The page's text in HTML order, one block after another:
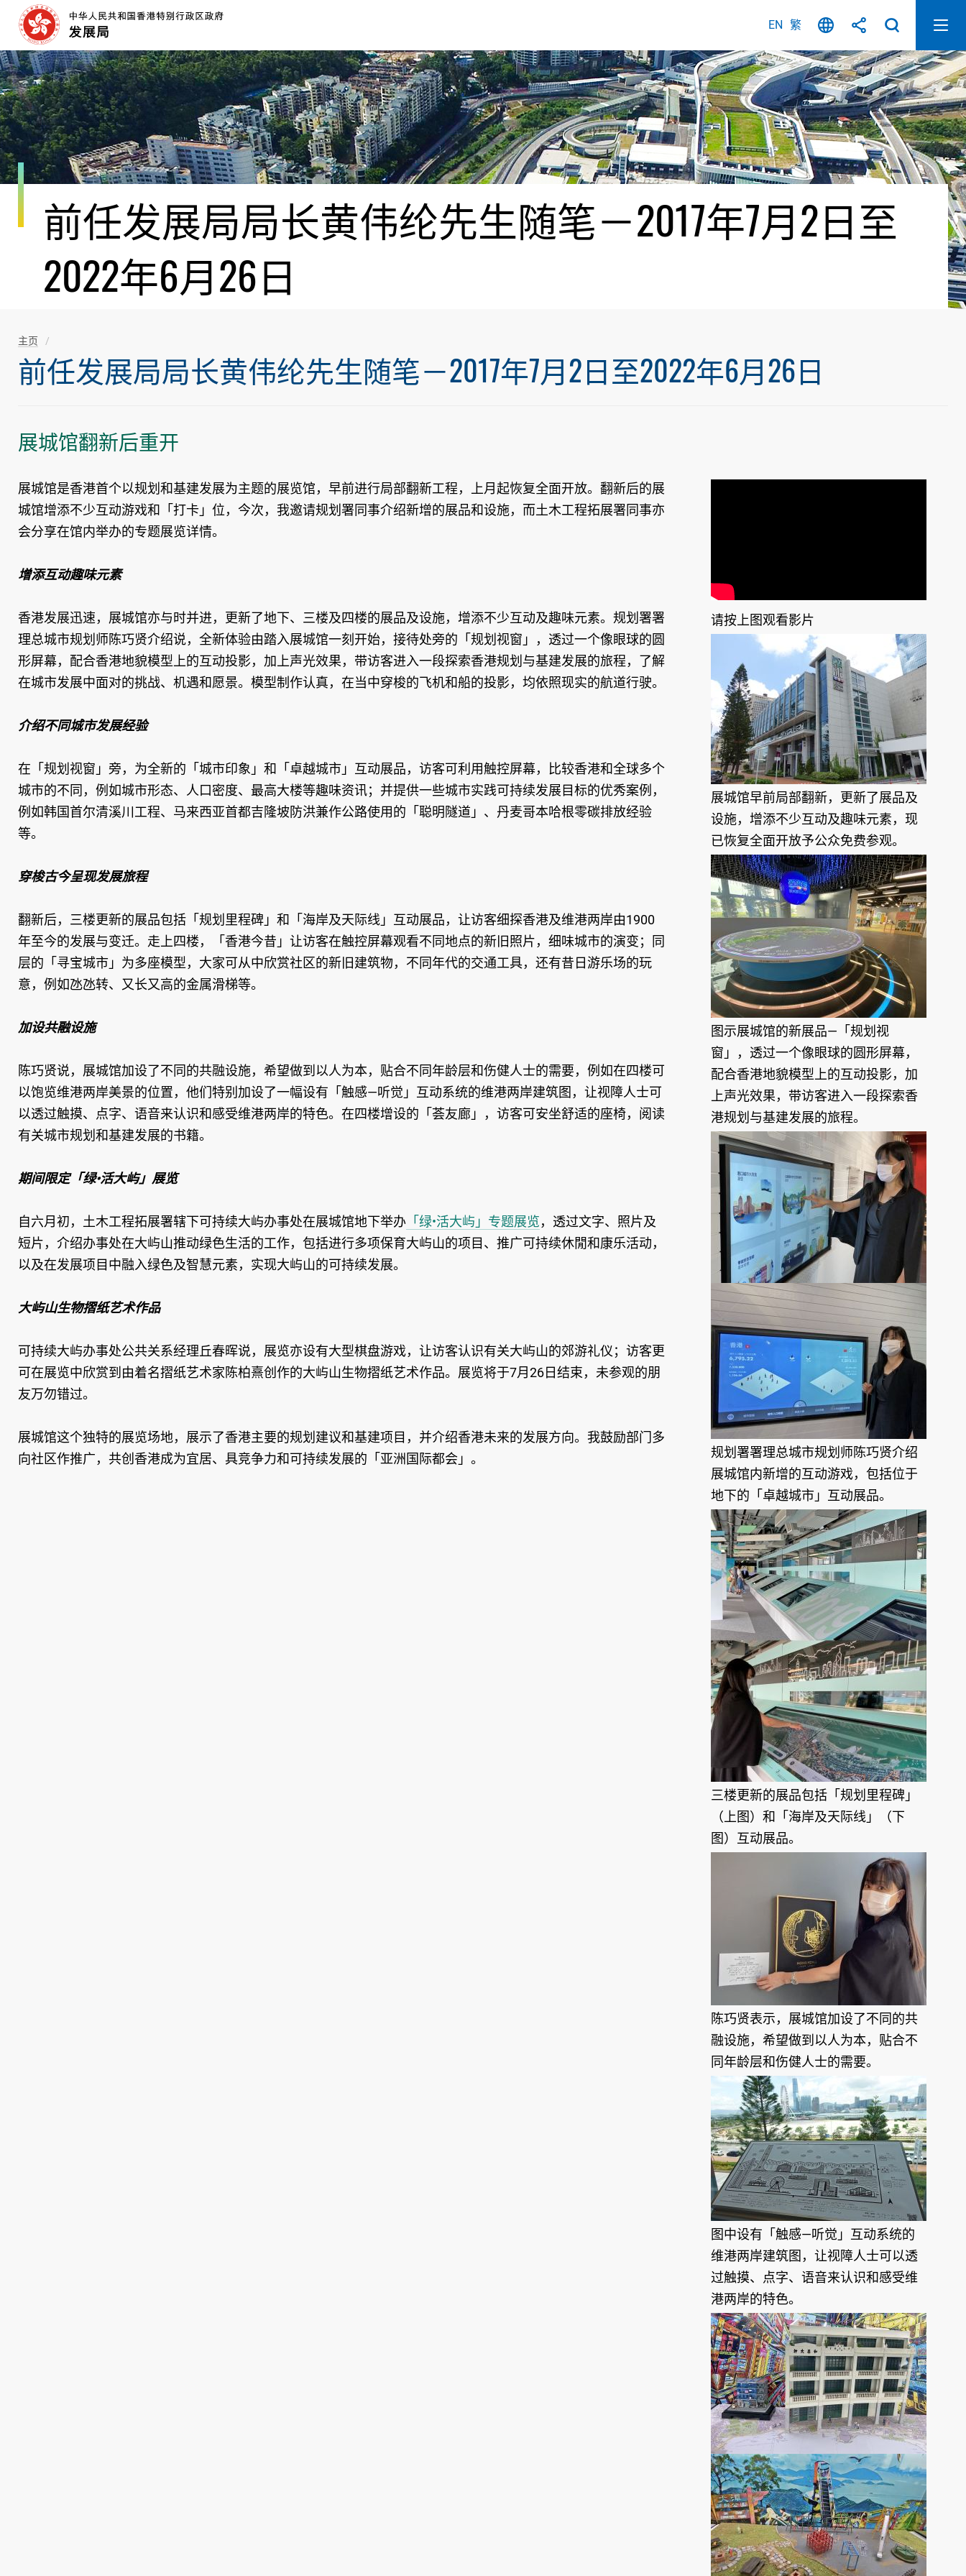
容
开
始
EN 繁
前任发展局局长黄伟纶先生随笔－2017年7月2日至
2022年6月26日
主页
前任发展局局长黄伟纶先生随笔－2017年7月2日至2022年6月26日
展城馆翻新后重开
展城馆是香港首个以规划和基建发展为主题的展览馆，早前进行局部翻新工程，上月起恢复全面开放。翻新后的展
城馆增添不少互动游戏和「打卡」位，今次，我邀请规划署同事介绍新增的展品和设施，而土木工程拓展署同事亦
会分享在馆内举办的专题展览详情。
增添互动趣味元素
香港发展迅速，展城馆亦与时并进，更新了地下、三楼及四楼的展品及设施，增添不少互动及趣味元素。规划署署
理总城市规划师陈巧贤介绍说，全新体验由踏入展城馆一刻开始，接待处旁的「规划视窗」，透过一个像眼球的圆
形屏幕，配合香港地貌模型上的互动投影，加上声光效果，带访客进入一段探索香港规划与基建发展的旅程，了解
在城市发展中面对的挑战、机遇和愿景。模型制作认真，在当中穿梭的飞机和船的投影，均依照现实的航道行驶。
介绍不同城市发展经验
在「规划视窗」旁，为全新的「城市印象」和「卓越城市」互动展品，访客可利用触控屏幕，比较香港和全球多个
城市的不同，例如城市形态、人口密度、最高大楼等趣味资讯；并提供一些城市实践可持续发展目标的优秀案例，
例如韩国首尔清溪川工程、马来西亚首都吉隆坡防洪兼作公路使用的「聪明隧道」、丹麦哥本哈根零碳排放经验
等。
穿梭古今呈现发展旅程
翻新后，三楼更新的展品包括「规划里程碑」和「海岸及天际线」互动展品，让访客细探香港及维港两岸由1900
年至今的发展与变迁。走上四楼，「香港今昔」让访客在触控屏幕观看不同地点的新旧照片，细味城市的演变；同
层的「寻宝城市」为多座模型，大家可从中欣赏社区的新旧建筑物，不同年代的交通工具，还有昔日游乐场的玩
意，例如氹氹转、又长又高的金属滑梯等。
加设共融设施
陈巧贤说，展城馆加设了不同的共融设施，希望做到以人为本，贴合不同年龄层和伤健人士的需要，例如在四楼可
以饱览维港两岸美景的位置，他们特别加设了一幅设有「触感—听觉」互动系统的维港两岸建筑图，让视障人士可
以透过触摸、点字、语音来认识和感受维港两岸的特色。在四楼增设的「荟友廊」，访客可安坐舒适的座椅，阅读
有关城市规划和基建发展的书籍。
期间限定「绿•活大屿」展览
自六月初，土木工程拓展署辖下可持续大屿办事处在展城馆地下举办 「绿•活大屿」专题展览，透过文字、照片及
短片，介绍办事处在大屿山推动绿色生活的工作，包括进行多项保育大屿山的项目、推广可持续休閒和康乐活动，
以及在发展项目中融入绿色及智慧元素，实现大屿山的可持续发展。
大屿山生物摺纸艺术作品
可持续大屿办事处公共关系经理丘春晖说，展览亦设有大型棋盘游戏，让访客认识有关大屿山的郊游礼仪；访客更
可在展览中欣赏到由着名摺纸艺术家陈柏熹创作的大屿山生物摺纸艺术作品。展览将于7月26日结束，未参观的朋
友万勿错过。
展城馆这个独特的展览场地，展示了香港主要的规划建议和基建项目，并介绍香港未来的发展方向。我鼓励部门多
向社区作推广，共创香港成为宜居、具竞争力和可持续发展的「亚洲国际都会」。
请按上图观看影片
展城馆早前局部翻新，更新了展品及
设施，增添不少互动及趣味元素，现
已恢复全面开放予公众免费参观。
图示展城馆的新展品—「规划视
窗」，透过一个像眼球的圆形屏幕，
配合香港地貌模型上的互动投影，加
上声光效果，带访客进入一段探索香
港规划与基建发展的旅程。
规划署署理总城市规划师陈巧贤介绍
展城馆内新增的互动游戏，包括位于
地下的「卓越城市」互动展品。
三楼更新的展品包括「规划里程碑」
（上图）和「海岸及天际线」（下
图）互动展品。
陈巧贤表示，展城馆加设了不同的共
融设施，希望做到以人为本，贴合不
同年龄层和伤健人士的需要。
图中设有「触感—听觉」互动系统的
维港两岸建筑图，让视障人士可以透
过触摸、点字、语音来认识和感受维
港两岸的特色。